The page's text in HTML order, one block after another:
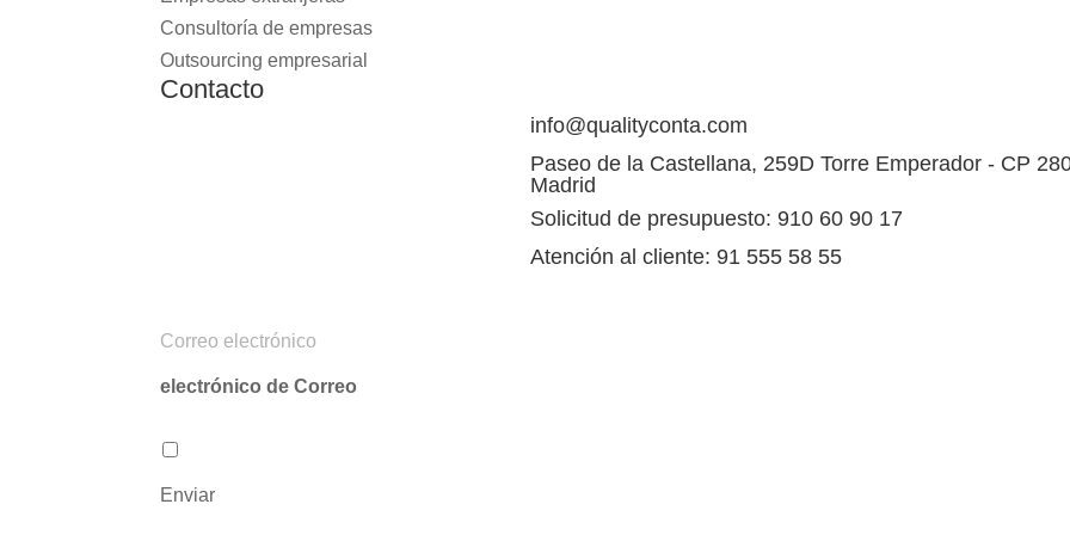
Consultoría de empresas
Outsourcing empresarial
Contacto
info@qualityconta.com
Paseo de la Castellana, 259D Torre Emperador - CP
Madrid
Solicitud de presupuesto: 910 60 90 17
Atención al cliente: 91 555 58 55
C
o
r
o
electrónico de Correo
P
o
Enviar